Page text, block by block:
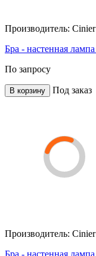
Производитель: Cinier
Бра - настенная
По запросу
В корзину Под заказ
Производитель: Cinier
Бра - настенная